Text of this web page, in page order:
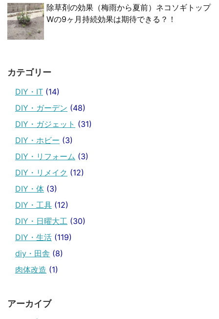
除草剤の効果（梅雨から夏前）ネコソギトップ
Wの9ヶ月持続効果は期待できる？！
カテゴリー
DIY・IT (14)
DIY・ガーデン (48)
DIY・ガジェット (31)
DIY・ホビー (3)
DIY・リフォーム (3)
DIY・リメイク (12)
DIY・体 (3)
DIY・工具 (12)
DIY・日曜大工 (30)
DIY・生活 (119)
diy・田舎 (8)
肉体改造 (1)
アーカイブ